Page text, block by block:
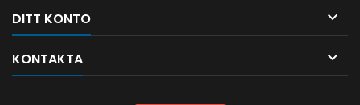
DITT KONTO 
KONTAKTA 